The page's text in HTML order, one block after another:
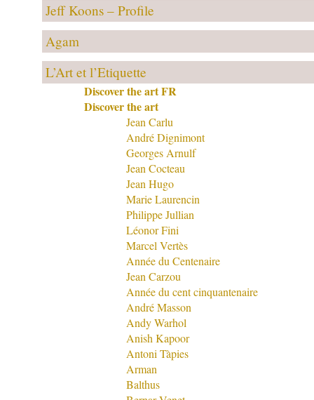
Jeff Koons – Profile
Agam
L’Art et l’Etiquette
Discover the art FR
Discover the art
Jean Carlu
André Dignimont
Georges Arnulf
Jean Cocteau
Jean Hugo
Marie Laurencin
Philippe Jullian
Léonor Fini
Marcel Vertès
Année du Centenaire
Jean Carzou
Année du cent cinquantenaire
André Masson
Andy Warhol
Anish Kapoor
Antoni Tàpies
Arman
Balthus